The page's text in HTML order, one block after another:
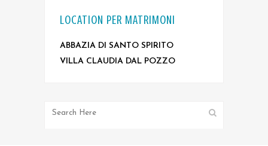
LOCATION PER MATRIMONI
ABBAZIA DI SANTO SPIRITO
VILLA CLAUDIA DAL POZZO